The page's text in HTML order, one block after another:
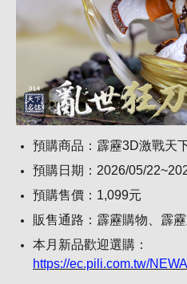
預購商品：霹靂3D激戰天
預購日期：2026/05/
預購售價：1,099元
販售通路：霹靂購物、霹
本月新品歡迎選購：
https://ec.pili.com.tw/